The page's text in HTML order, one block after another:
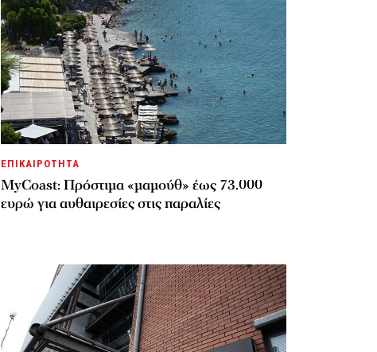
ΕΠΙΚΑΙΡΟΤΗΤΑ
MyCoast: Πρόστιμα «μαμούθ» έως 73.000
ευρώ για αυθαιρεσίες στις παραλίες